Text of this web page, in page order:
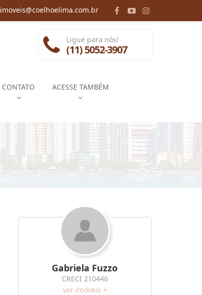
imoveis@coelhoelima.com.br
CONTATO ACESSE TAMBÉM
Ligue para nós!
(11) 5052-3907
Gabriela Fuzzo
CRECI 210446
ver imóveis +